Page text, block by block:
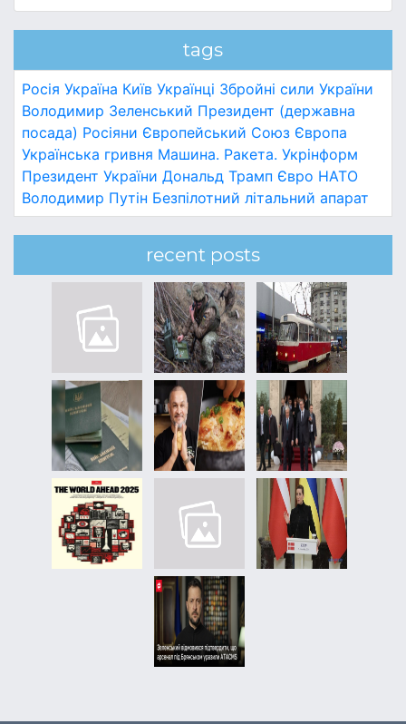
tags
Росія Україна Київ Українці Збройні сили України
Володимир Зеленський Президент (державна
посада) Росіяни Європейський Союз Європа
Українська гривня Машина. Ракета. Укрінформ
Президент України Дональд Трамп Євро НАТО
Володимир Путін Безпілотний літальний апарат
recent posts